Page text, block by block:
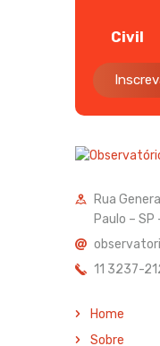
Civil
Rua
Paulo –
11 3237-
Home
Sobre